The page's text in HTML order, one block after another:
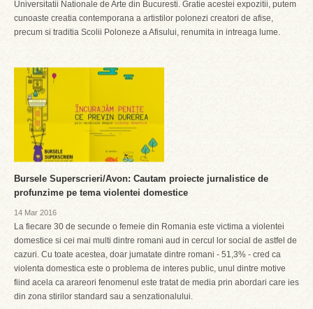
Universitatii Nationale de Arte din Bucuresti. Gratie acestei expozitii, putem
cunoaste creatia contemporana a artistilor polonezi creatori de afise,
precum si traditia Scolii Poloneze a Afisului, renumita in intreaga lume.
Bursele Superscrieri/Avon: Cautam proiecte jurnalistice de
profunzime pe tema violentei domestice
14 Mar 2016
La fiecare 30 de secunde o femeie din Romania este victima a violentei
domestice si cei mai multi dintre romani aud in cercul lor social de astfel de
cazuri. Cu toate acestea, doar jumatate dintre romani - 51,3% - cred ca
violenta domestica este o problema de interes public, unul dintre motive
fiind acela ca arareori fenomenul este tratat de media prin abordari care ies
din zona stirilor standard sau a senzationalului.